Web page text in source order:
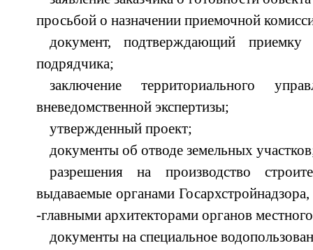
просьбой о назначении приемочной
документ, подтверждающий приемку
подрядчика;
заключение территориального
вневедомственной экспертизы;
утвержденный проект;
документы об отводе земельных
разрешения на производство
выдаваемые органами
-главными архитекторами органов
документы на специальное